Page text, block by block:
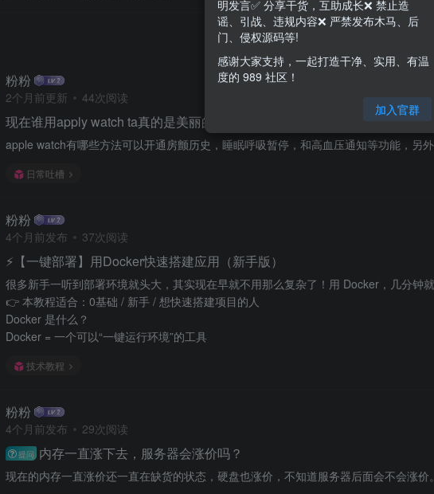
粉粉
2个月前更新 44次阅读
现在谁用apply watch ta真的是美丽的废物吗？
apple watch有哪些方法可以开通房颤历史，睡眠呼吸暂停，和高血压通知等功能，另
日常吐槽
粉粉
4个月前发布 37次阅读
⚡【一键部署】用Docker快速搭建应用（新手版）
很多新手一听到部署环境就头大，其实现在早就不用那么复杂了！用 Docker，几分钟
👉 本教程适合：0基础 / 新手 / 想快速搭建项目的人
Docker 是什么？
Docker = 一个可以“一键运行环境”的工具
技术教程
粉粉
4个月前发布 29次阅读
提问 内存一直涨下去，服务器会涨价吗？
现在的内存一直涨价还一直在缺货的状态，硬盘也涨价，不知道服务器后面会不会涨价。
明发言✅ 分享干货，互助成长❌ 禁止造
谣、引战、违规内容❌ 严禁发布木马、后
门、侵权源码等!
感谢大家支持，一起打造干净、实用、有温
度的 989 社区！
加入官群